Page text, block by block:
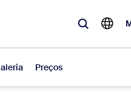
Preços